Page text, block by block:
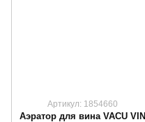
Артикул: 1854660
Аэратор для вина VACU VIN